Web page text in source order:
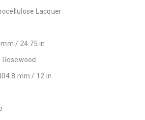
Lacquer
/ 24.75 in
mm / 12 in